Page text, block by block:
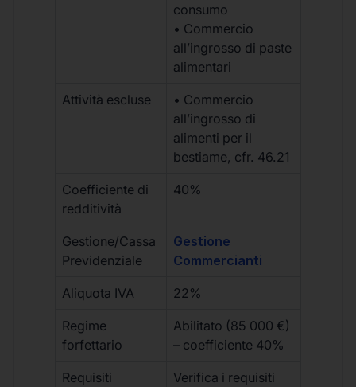
consumo
• Commercio
all’ingrosso di paste
alimentari
Attività escluse
• Commercio
all’ingrosso di
alimenti per il
bestiame, cfr. 46.21
Coefficiente di
redditività
40%
Gestione/Cassa
Previdenziale
Gestione
Commercianti
Aliquota IVA 22%
Regime
forfettario
Abilitato (85 000 €)
– coefficiente 40%
Requisiti
Verifica i requisiti